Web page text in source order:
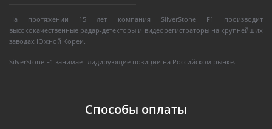
На протяжении 15 лет компания SilverStone F1 производит
высококачественные радар-детекторы и видеорегистраторы на крупнейших
заводах Южной Кореи.
SilverStone F1 занимает лидирующие позиции на Российском рынке.
Способы оплаты